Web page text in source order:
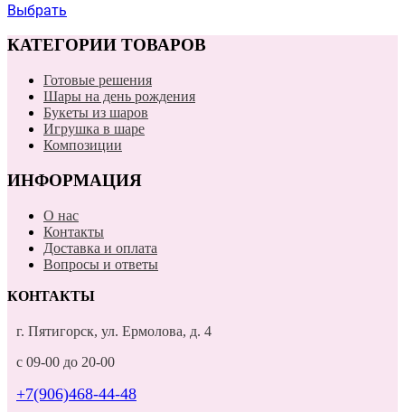
Выбрать
КАТЕГОРИИ ТОВАРОВ
Готовые решения
Шары на день рождения
Букеты из шаров
Игрушка в шаре
Композиции
ИНФОРМАЦИЯ
О нас
Контакты
Доставка и оплата
Вопросы и ответы
КОНТАКТЫ
г. Пятигорск, ул. Ермолова, д. 4
с 09-00 до 20-00
+7(906)468-44-48